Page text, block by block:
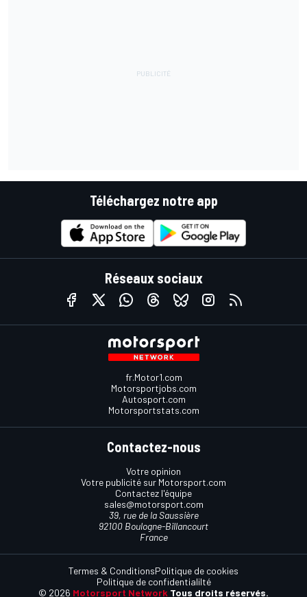
Téléchargez notre app
Réseaux sociaux
fr.Motor1.com
Motorsportjobs.com
Autosport.com
Motorsportstats.com
Contactez-nous
Votre opinion
Votre publicité sur Motorsport.com
Contactez l'équipe
sales@motorsport.com
39, rue de la Saussière
92100 Boulogne-Billancourt
France
© 2026 Motorsport Network Tous droits réservés.
Termes & ConditionsPolitique de cookies
Politique de confidentialilté